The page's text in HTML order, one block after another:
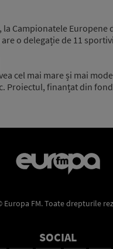
la Campionatele Europene
are o delegație de 11
cel mai mare și mai
Proiectul, finanțat din
FM. Toate drepturile
SOCIAL